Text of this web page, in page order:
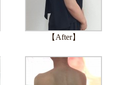
【After】